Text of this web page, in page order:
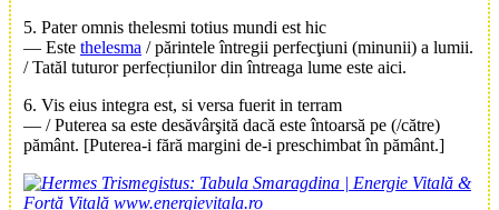
5. Pater omnis thelesmi totius mundi est hic
— Este thelesma / părintele întregii perfecţiuni (minunii) a lumii.
/ Tatăl tuturor perfecțiunilor din întreaga lume este aici.
6. Vis eius integra est, si versa fuerit in terram
— / Puterea sa este desăvârşită dacă este întoarsă pe (/către)
pământ. [Puterea-i fără margini de-i preschimbat în pământ.]